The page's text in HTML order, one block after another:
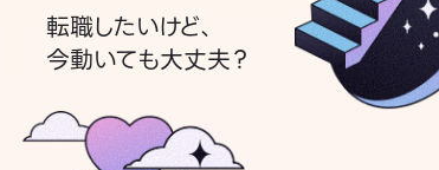
転職したいけど、
今動いても大丈夫？